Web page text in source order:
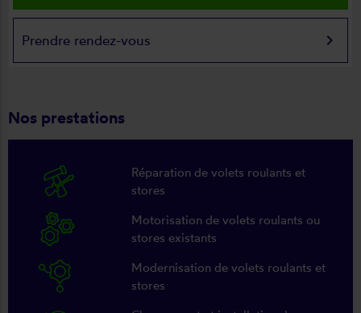
Prendre rendez-vous keyboard_arrow_right
Nos prestations
Réparation de volets roulants et
stores
Motorisation de volets roulants ou
stores existants
Modernisation de volets roulants et
stores